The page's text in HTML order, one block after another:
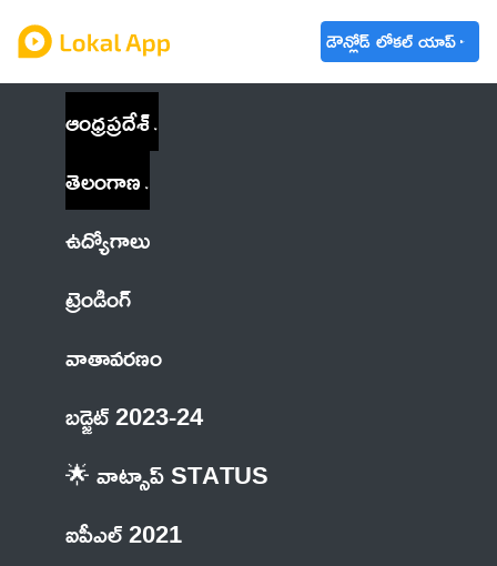
డౌన్లోడ్ లోకల్ యాప్
ఆంధ్రప్రదేశ్
తెలంగాణ
ఉద్యోగాలు
ట్రెండింగ్
వాతావరణం
బడ్జెట్ 2023-24
🌟 వాట్సాప్ STATUS
ఐపీఎల్ 2021